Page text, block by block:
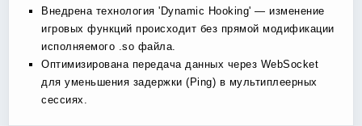
Внедрена технология 'Dynamic Hooking' — изменение
игровых функций происходит без прямой модификации
исполняемого .so файла.
Оптимизирована передача данных через WebSocket
для уменьшения задержки (Ping) в мультиплеерных
сессиях.